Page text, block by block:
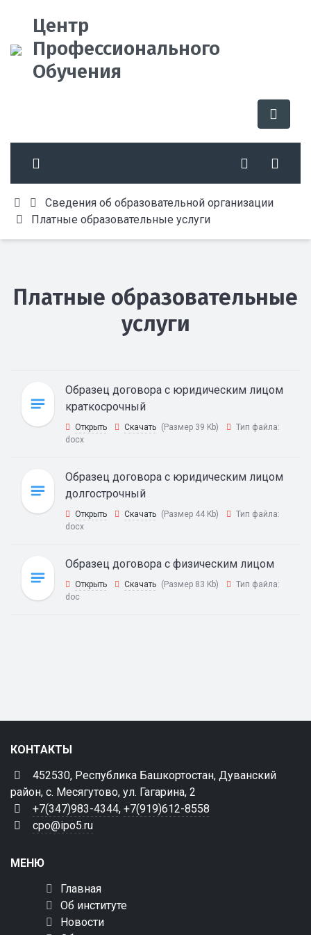
Центр
Профессионального
Обучения
Сведения об образовательной организации
Платные образовательные услуги
Платные образовательные
услуги
Образец договора с юридическим лицом
краткосрочный
Открыть Скачать (Размер 39 Kb)
Тип файла:
docx
Образец договора с юридическим лицом
долгострочный
Открыть Скачать (Размер 44 Kb)
Тип файла:
docx
Образец договора с физическим лицом
Открыть Скачать (Размер 83 Kb)
Тип файла:
doc
КОНТАКТЫ
452530, Республика Башкортостан, Дуванский
район, с. Месягутово, ул. Гагарина, 2
+7(347)983-4344, +7(919)612-8558
cpo@ipo5.ru
МЕНЮ
Главная
Об институте
Новости